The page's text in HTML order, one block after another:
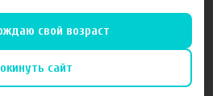
70VG/30PG.
американских
свой возраст
сайт